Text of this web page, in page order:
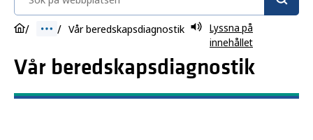
Vår beredskapsdiagnostik
Lyssna på
innehållet
Vår beredskapsdiagnostik